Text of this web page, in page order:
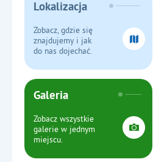
Lokalizacja
Zobacz, gdzie się
znajdujemy i jak
do nas dojechać.
Galeria
Zobacz wszystkie
galerie w jednym
miejscu.